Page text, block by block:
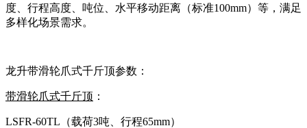
度、行程高度、吨位、水平移动距离（标准100mm）等，满足
多样化场景需求。
龙升带滑轮爪式千斤顶参数：
带滑轮爪式千斤顶 ：
LSFR-60TL（载荷3吨、行程65mm）